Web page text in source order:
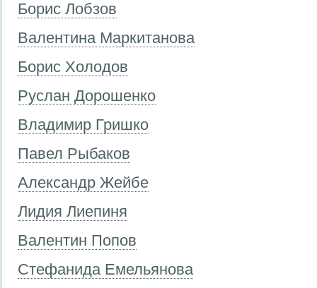
Борис Лобзов
Валентина Маркитанова
Борис Холодов
Руслан Дорошенко
Владимир Гришко
Павел Рыбаков
Александр Жейбе
Лидия Лиепиня
Валентин Попов
Стефанида Емельянова